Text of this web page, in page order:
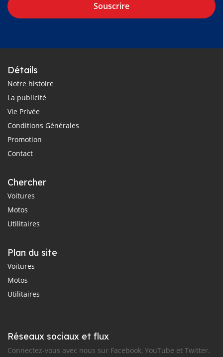
Souscrire
Détails
Notre histoire
La publicité
Vie Privée
Conditions Générales
Promotion
Contact
Chercher
Voitures
Motos
Utilitaires
Plan du site
Voitures
Motos
Utilitaires
Réseaux sociaux et flux
Connectez-vous avec nous sur Facebook, YouTube et Twitter.